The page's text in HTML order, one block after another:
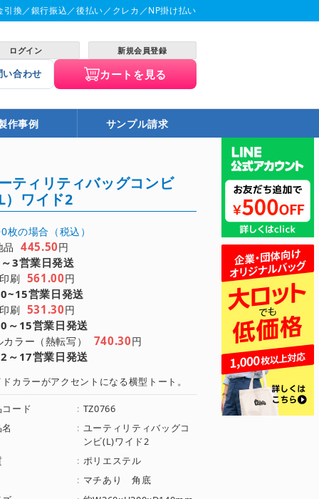
引換／銀行振込／後払い／クレカ／NP掛け払い
ログイン 新規会員登録
い合わせ カートを見る
作事例 サンプル請求
ティリティバッグコンビ
）ワイド2
枚の場合（税込）
品445.50円
3営業日発送
刷 561.00円
営業日発送
刷 531.30円
～15営業日発送
カラー（熱転写） 740.30円
～17営業日発送
カラーがアクセントになる横型トート。
ード : TZ0766
: ユーティリティバッグコ
ンビ(L)ワイド2
: ポリエステル
: マチあり 角底